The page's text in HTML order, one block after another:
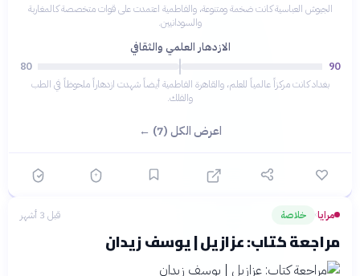
الجيوش العباسية كانت ضخمة ومتنوعة، والفاطمية اعتمدت على قوات متخصصة كالمغاربة
والسودانيين.
الازدهار العلمي والثقافي
90
80
بغداد كانت مركزاً عالمياً للعلم، والقاهرة الفاطمية أيضاً شهدت ازدهاراً ملحوظاً في الطب
والفلك.
اعرض الكل (7) ←
مرايا› خلاصة قبل 3 أشهر
مراجعة كتاب: عزازيل | يوسف زيدان